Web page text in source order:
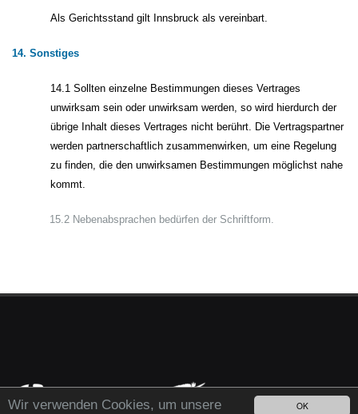
OK
Wir verwenden Cookies, um unsere
Als Gerichtsstand gilt Innsbruck als vereinbart.
14. Sonstiges
14.1 Sollten einzelne Bestimmungen dieses Vertrages
unwirksam sein oder unwirksam werden, so wird hierdurch der
übrige Inhalt dieses Vertrages nicht berührt. Die Vertragspartner
werden partnerschaftlich zusammenwirken, um eine Regelung
zu finden, die den unwirksamen Bestimmungen möglichst nahe
kommt.
15.2 Nebenabsprachen bedürfen der Schriftform.